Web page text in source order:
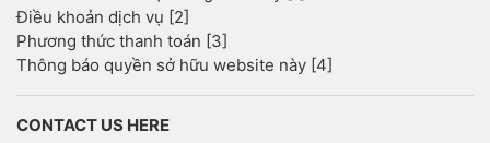
Điều khoản dịch vụ [2]
Phương thức thanh toán [3]
Thông báo quyền sở hữu website này [4]
CONTACT US HERE